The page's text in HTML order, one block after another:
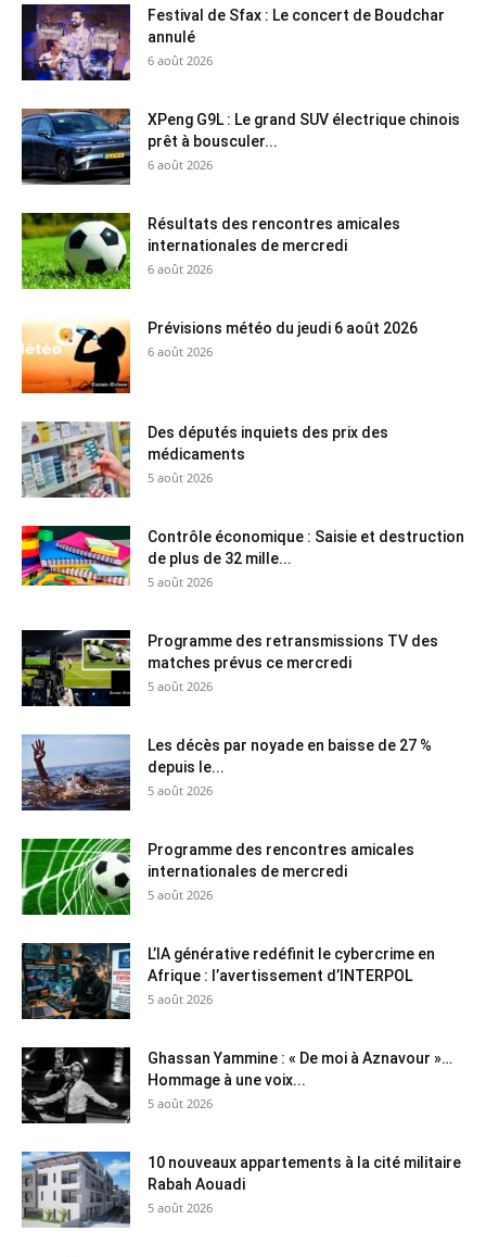
Festival de Sfax : Le concert de Boudchar
annulé
6 août 2026
XPeng G9L : Le grand SUV électrique chinois
prêt à bousculer...
6 août 2026
Résultats des rencontres amicales
internationales de mercredi
6 août 2026
Prévisions météo du jeudi 6 août 2026
6 août 2026
Des députés inquiets des prix des
médicaments
5 août 2026
Contrôle économique : Saisie et destruction
de plus de 32 mille...
5 août 2026
Programme des retransmissions TV des
matches prévus ce mercredi
5 août 2026
Les décès par noyade en baisse de 27 %
depuis le...
5 août 2026
Programme des rencontres amicales
internationales de mercredi
5 août 2026
L’IA générative redéfinit le cybercrime en
Afrique : l’avertissement d’INTERPOL
5 août 2026
Ghassan Yammine : « De moi à Aznavour »…
Hommage à une voix...
5 août 2026
10 nouveaux appartements à la cité militaire
Rabah Aouadi
5 août 2026